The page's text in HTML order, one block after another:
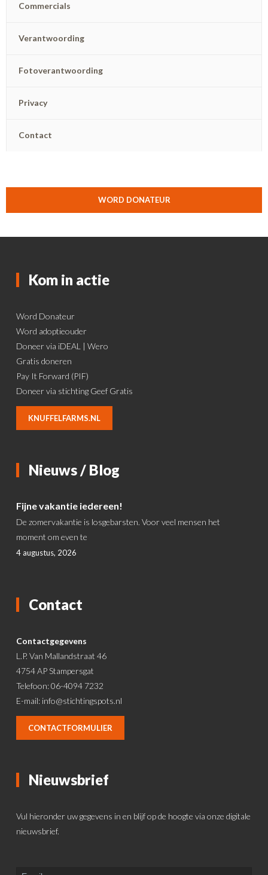
Commercials
Verantwoording
Fotoverantwoording
Privacy
Contact
WORD DONATEUR
Kom in actie
Word Donateur
Word adoptieouder
Doneer via iDEAL | Wero
Gratis doneren
Pay It Forward (PIF)
Doneer via stichting Geef Gratis
KNUFFELFARMS.NL
Nieuws / Blog
Fijne vakantie iedereen!
De zomervakantie is losgebarsten. Voor veel mensen het
moment om even te
4 augustus, 2026
Contact
Contactgegevens
L.P. Van Mallandstraat 46
4754 AP Stampersgat
Telefoon: 06-4094 7232
E-mail: info@stichtingspots.nl
CONTACTFORMULIER
Nieuwsbrief
Vul hieronder uw gegevens in en blijf op de hoogte via onze digitale
nieuwsbrief.